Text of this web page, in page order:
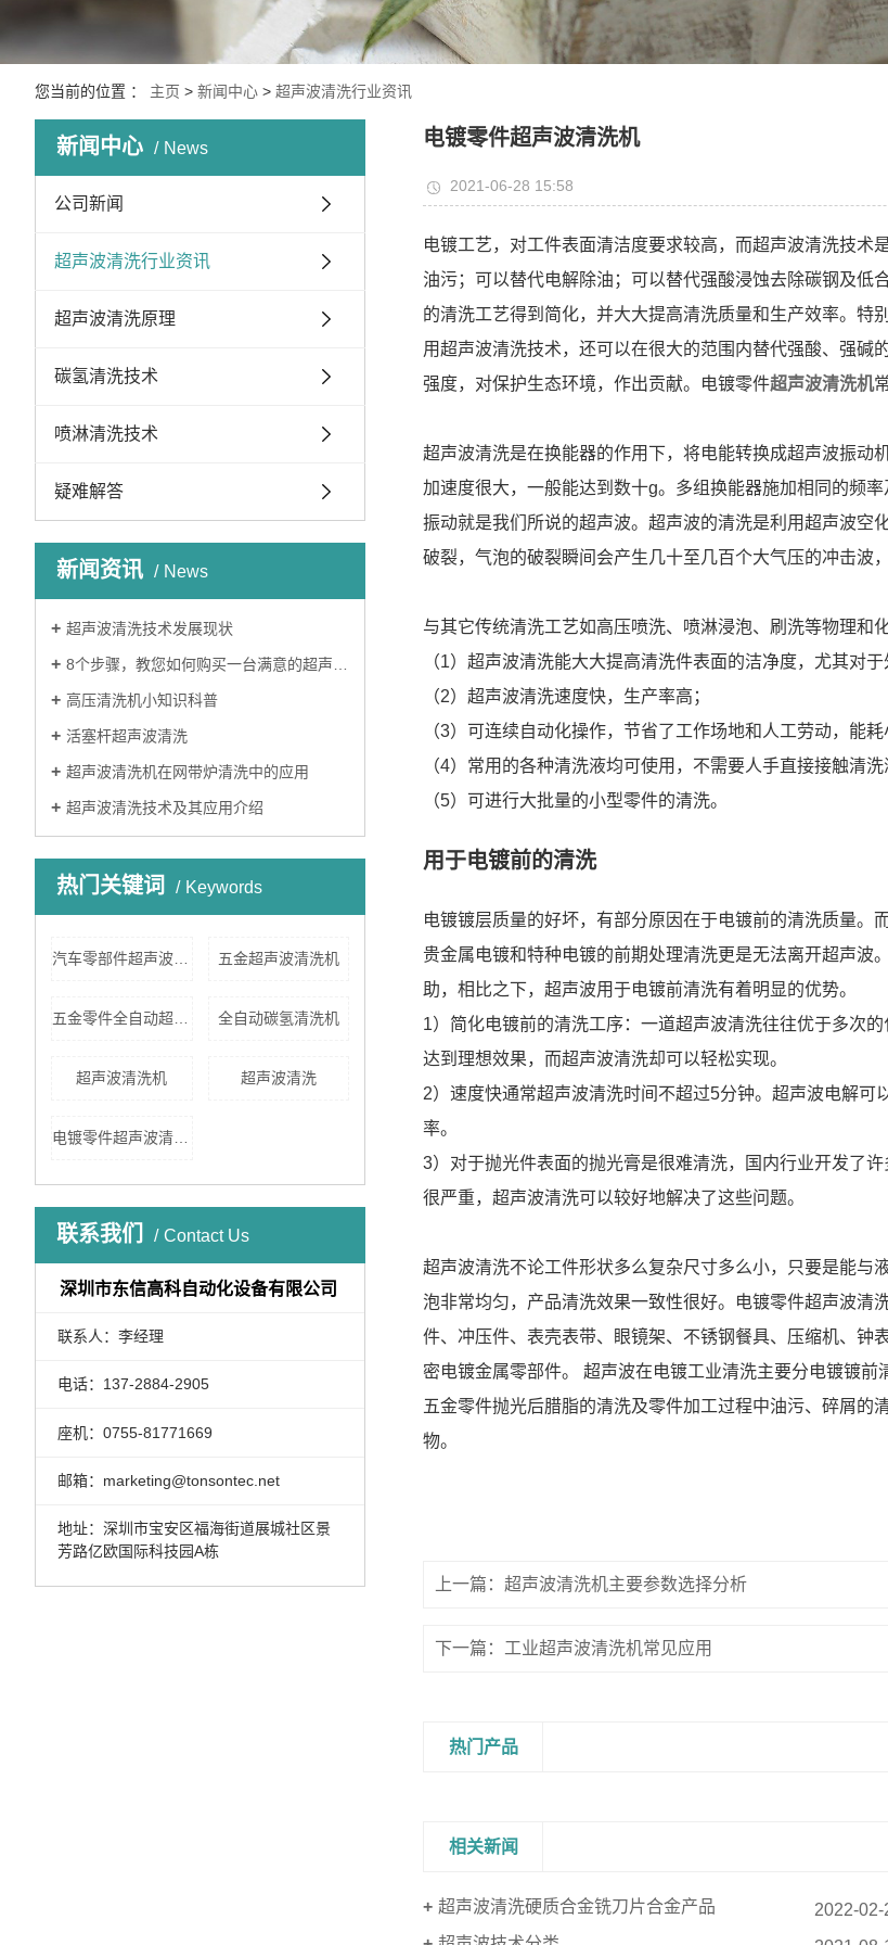
您当前的位置 ： 主页 > 新闻中心 > 超声波清洗行业资讯
新闻中心 News
公司新闻
超声波清洗行业资讯
超声波清洗原理
碳氢清洗技术
喷淋清洗技术
疑难解答
新闻资讯 News
超声波清洗技术发展现状
8个步骤，教您如何购买一台满意的超声波清洗机
高压清洗机小知识科普
活塞杆超声波清洗
超声波清洗机在网带炉清洗中的应用
超声波清洗技术及其应用介绍
热门关键词 Keywords
五金超声波清洗机
全自动碳氢清洗机
超声波清洗机 超声波清洗
联系我们 Contact Us
深圳市东信高科自动化设备有限公司
联系人：李经理
电话：137-2884-2905
座机：0755-81771669
邮箱：marketing@tonsontec.net
地址：深圳市宝安区福海街道展城社区景
芳路亿欧国际科技园A栋
电镀零件超声波清洗机
2021-06-28 15:58
电镀工艺，对工件表面清洁度要求较高，而超声波清洗技
油污；可以替代电解除油；可以替代强酸浸蚀去除碳钢及
的清洗工艺得到简化，并大大提高清洗质量和生产效率。特
用超声波清洗技术，还可以在很大的范围内替代强酸、强
强度，对保护生态环境，作出贡献。电镀零件超声波清洗机
超声波清洗是在换能器的作用下，将电能转换成超声波振动
加速度很大，一般能达到数十g。多组换能器施加相同的频
振动就是我们所说的超声波。超声波的清洗是利用超声波空
破裂，气泡的破裂瞬间会产生几十至几百个大气压的冲击波
与其它传统清洗工艺如高压喷洗、喷淋浸泡、刷洗等物理和
（1）超声波清洗能大大提高清洗件表面的洁净度，尤其对
（2）超声波清洗速度快，生产率高；
（3）可连续自动化操作，节省了工作场地和人工劳动，能耗
（4）常用的各种清洗液均可使用，不需要人手直接接触清洗
（5）可进行大批量的小型零件的清洗。
用于电镀前的清洗
电镀镀层质量的好坏，有部分原因在于电镀前的清洗质量
贵金属电镀和特种电镀的前期处理清洗更是无法离开超声
助，相比之下，超声波用于电镀前清洗有着明显的优势。
1）简化电镀前的清洗工序：一道超声波清洗往往优于多次
达到理想效果，而超声波清洗却可以轻松实现。
2）速度快通常超声波清洗时间不超过5分钟。超声波电解
率。
3）对于抛光件表面的抛光膏是很难清洗，国内行业开发了
很严重，超声波清洗可以较好地解决了这些问题。
超声波清洗不论工件形状多么复杂尺寸多么小，只要是能与
泡非常均匀，产品清洗效果一致性很好。电镀零件超声波清
件、冲压件、表壳表带、眼镜架、不锈钢餐具、压缩机、钟
密电镀金属零部件。 超声波在电镀工业清洗主要分电镀镀
五金零件抛光后腊脂的清洗及零件加工过程中油污、碎屑
物。
上一篇：超声波清洗机主要参数选择分析
下一篇：工业超声波清洗机常见应用
热门产品
相关新闻
超声波清洗硬质合金铣刀片合金产品 2022-02-